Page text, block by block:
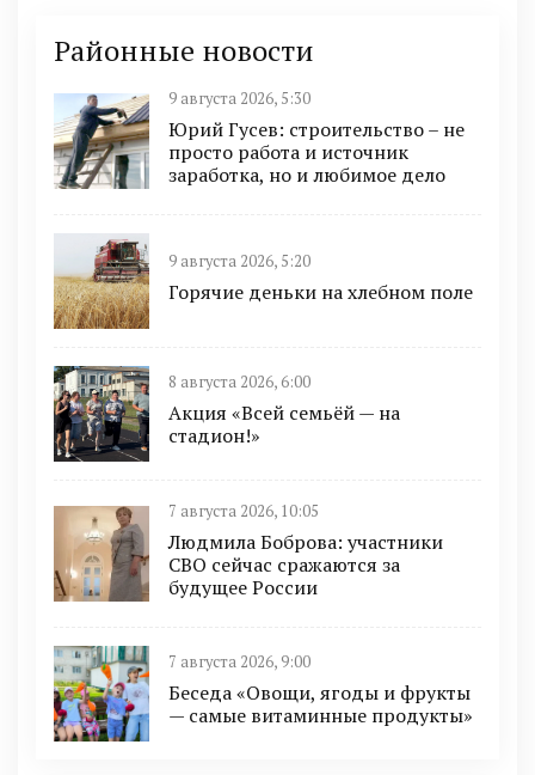
Районные новости
9 августа 2026, 5:30
Юрий Гусев: строительство – не
просто работа и источник
заработка, но и любимое дело
9 августа 2026, 5:20
Горячие деньки на хлебном поле
8 августа 2026, 6:00
Акция «Всей семьёй — на
стадион!»
7 августа 2026, 10:05
Людмила Боброва: участники
СВО сейчас сражаются за
будущее России
7 августа 2026, 9:00
Беседа «Овощи, ягоды и фрукты
— самые витаминные продукты»